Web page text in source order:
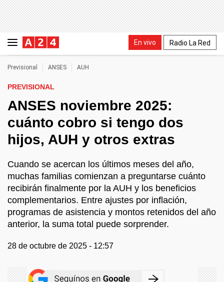
En vivo Radio La Red
Previsional ANSES AUH
PREVISIONAL
ANSES noviembre 2025:
cuánto cobro si tengo dos
hijos, AUH y otros extras
Cuando se acercan los últimos meses del año,
muchas familias comienzan a preguntarse cuánto
recibirán finalmente por la AUH y los beneficios
complementarios. Entre ajustes por inflación,
programas de asistencia y montos retenidos del año
anterior, la suma total puede sorprender.
28 de octubre de 2025 - 12:57